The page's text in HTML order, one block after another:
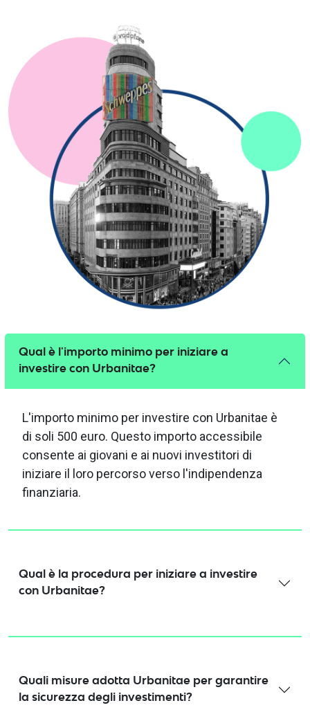
Qual è l'importo minimo per iniziare a
investire con Urbanitae?
L'importo minimo per investire con Urbanitae è
di soli 500 euro. Questo importo accessibile
consente ai giovani e ai nuovi investitori di
iniziare il loro percorso verso l'indipendenza
finanziaria.
Qual è la procedura per iniziare a investire
con Urbanitae?
Quali misure adotta Urbanitae per garantire
la sicurezza degli investimenti?